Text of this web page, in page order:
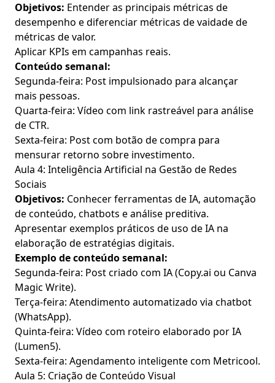
Objetivos: Entender as principais métricas de
desempenho e diferenciar métricas de vaidade de
métricas de valor.
Aplicar KPIs em campanhas reais.
Conteúdo semanal:
Segunda-feira: Post impulsionado para alcançar
mais pessoas.
Quarta-feira: Vídeo com link rastreável para análise
de CTR.
Sexta-feira: Post com botão de compra para
mensurar retorno sobre investimento.
Aula 4: Inteligência Artificial na Gestão de Redes
Sociais
Objetivos: Conhecer ferramentas de IA, automação
de conteúdo, chatbots e análise preditiva.
Apresentar exemplos práticos de uso de IA na
elaboração de estratégias digitais.
Exemplo de conteúdo semanal:
Segunda-feira: Post criado com IA (Copy.ai ou Canva
Magic Write).
Terça-feira: Atendimento automatizado via chatbot
(WhatsApp).
Quinta-feira: Vídeo com roteiro elaborado por IA
(Lumen5).
Sexta-feira: Agendamento inteligente com Metricool.
Aula 5: Criação de Conteúdo Visual